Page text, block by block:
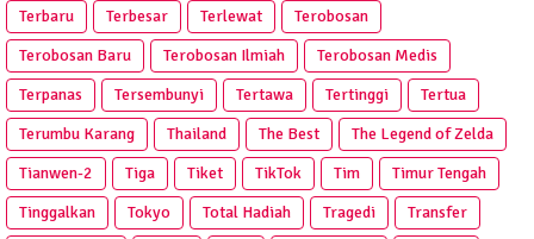
Terbaru
Terbesar Terlewat
Terobosan
Terobosan Baru
Terobosan Ilmiah
Terobosan Medis
Terpanas
Tersembunyi Tertawa Tertinggi
Tertua
Terumbu Karang
Thailand The Best
The Legend of Zelda
Tianwen-2
Tiga Tiket TikTok Tim
Timur Tengah
Tinggalkan
Tokyo Total Hadiah Tragedi
Transfer